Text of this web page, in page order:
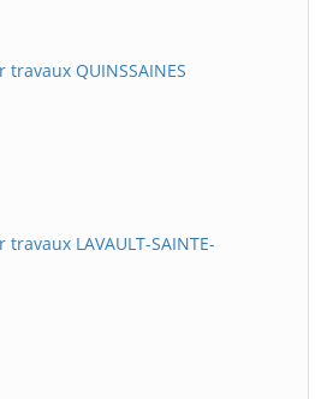
QUINSSAINES
LAVAULT-SAINTE-